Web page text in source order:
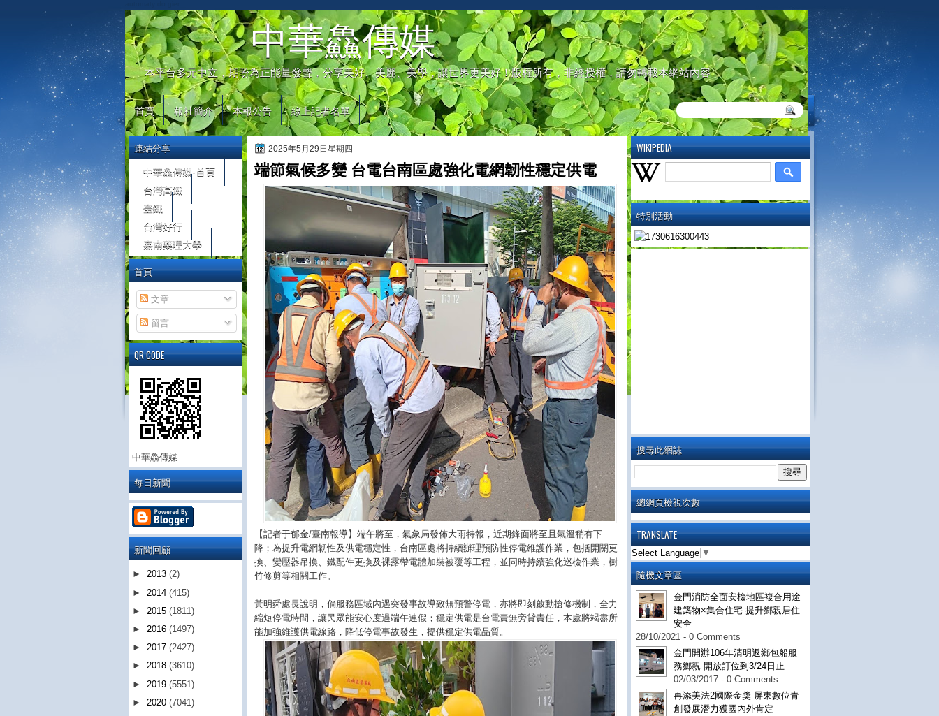
中華鱻傳媒
本平台多元中立，期盼為正能量發聲，分享美好、美麗、美學，讓世界更美好！版權所有，非經授權，請勿轉載本網站內容
首頁 報社簡介 本報公告 線上記者名單
WIKIPEDIA
特別活動
搜尋此網誌
總網頁檢視次數
TRANSLATE
Select Language ▼
隨機文章區
金門消防全面安檢地區複合用途
建築物×集合住宅 提升鄉親居住
安全
28/10/2021 - 0 Comments
金門開辦106年清明返鄉包船服
務鄉親 開放訂位到3/24日止
02/03/2017 - 0 Comments
再添美法2國際金獎 屏東數位青
創發展潛力獲國內外肯定
2025年5月29日星期四
端節氣候多變 台電台南區處強化電網韌性穩定供電
【記者于郁金/臺南報導】端午將至，氣象局發佈大雨特報，近期鋒面將至且氣溫稍有下
降；為提升電網韌性及供電穩定性，台南區處將持續辦理預防性停電維護作業，包括開關更
換、變壓器吊換、鐵配件更換及裸露帶電體加裝被覆等工程，並同時持續強化巡檢作業，樹
竹修剪等相關工作。
黃明舜處長說明，倘服務區域內遇突發事故導致無預警停電，亦將即刻啟動搶修機制，全力
縮短停電時間，讓民眾能安心度過端午連假；穩定供電是台電責無旁貸責任，本處將竭盡所
能加強維護供電線路，降低停電事故發生，提供穩定供電品質。
連結分享
中華鱻傳媒-首頁
台灣高鐵
臺鐵
台灣好行
嘉南藥理大學
首頁
文章
留言
QR CODE
中華鱻傳媒
每日新聞
新聞回顧
► 2013 (2)
► 2014 (415)
► 2015 (1811)
► 2016 (1497)
► 2017 (2427)
► 2018 (3610)
► 2019 (5551)
► 2020 (7041)